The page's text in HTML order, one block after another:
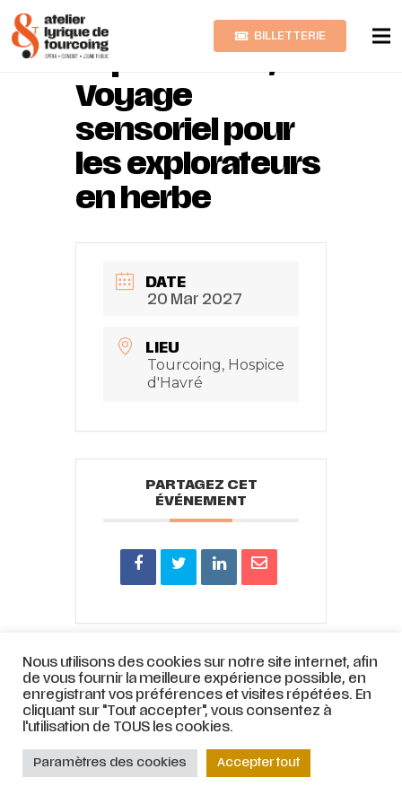
BILLETTERIE
Tapis Tâtons,
Voyage
sensoriel pour
les explorateurs
en herbe
DATE
20 Mar 2027
LIEU
Tourcoing, Hospice
d'Havré
PARTAGEZ CET
ÉVÉNEMENT
© ATELIER LYRIQUE DE TOURCOING | Mentions légales| Stratégie webet
accompagnement parCOJT– Cabinet conseil web –Muriel
Bertrand,
www.mbdesign.fr
Nous utilisons des cookies sur notre site internet, afin
de vous fournir la meilleure expérience possible, en
enregistrant vos préférences et visites répétées. En
cliquant sur "Tout accepter", vous consentez à
l'utilisation de TOUS les cookies.
Paramètres des cookies Accepter tout